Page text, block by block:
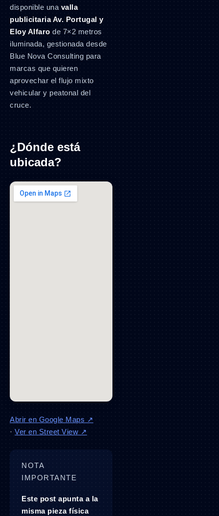
disponible una valla
publicitaria Av. Portugal y
Eloy Alfaro de 7×2 metros
iluminada, gestionada desde
Blue Nova Consulting para
marcas que quieren
aprovechar el flujo mixto
vehicular y peatonal del
cruce.
¿Dónde está
ubicada?
Abrir en Google Maps ↗
· Ver en Street View ↗
NOTA
IMPORTANTE
Este post apunta a la
misma pieza física